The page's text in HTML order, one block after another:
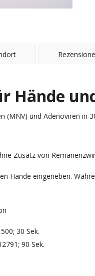
Hände
und Adenoviren in
Zusatz von
Hände eingerieben.
30 Sek.
90 Sek.